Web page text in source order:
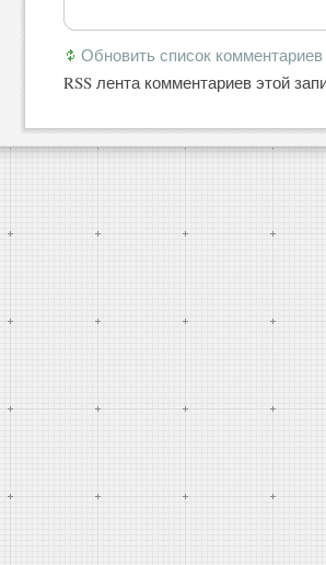
Обновить список комментариев
RSS лента комментариев этой